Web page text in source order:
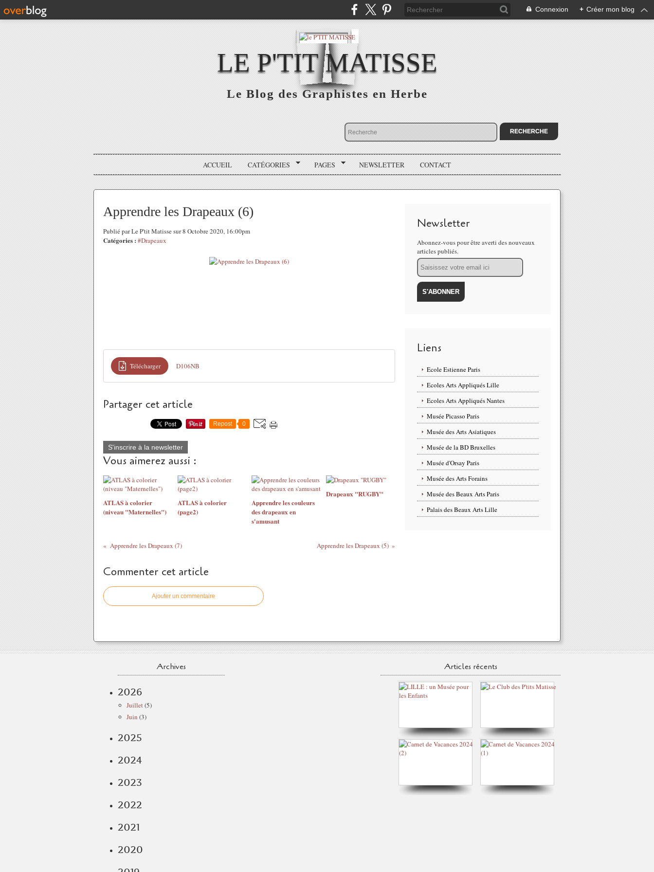
Connexion + Créer mon blog
LE P'TIT MATISSE
Le Blog des Graphistes en Herbe
ACCUEIL CATÉGORIES PAGES NEWSLETTER CONTACT
Apprendre les Drapeaux (6)
Publié par Le P'tit Matisse sur 8 Octobre 2020, 16:00pm
Catégories : #Drapeaux
Télécharger D106NB
Partager cet article
Repost 0
S'inscrire à la newsletter
Vous aimerez aussi :
ATLAS à colorier
(niveau "Maternelles")
ATLAS à colorier
(page2)
Apprendre les couleurs
des drapeaux en
s'amusant
Drapeaux "RUGBY"
Apprendre les Drapeaux (7) Apprendre les Drapeaux (5)
Commenter cet article
Ajouter un commentaire
Newsletter
Abonnez-vous pour être averti des nouveaux
articles publiés.
Email
Liens
Ecole Estienne Paris
Ecoles Arts Appliqués Lille
Ecoles Arts Appliqués Nantes
Musée Picasso Paris
Musée des Arts Asiatiques
Musée de la BD Bruxelles
Musée d'Orsay Paris
Musée des Arts Forains
Musée des Beaux Arts Paris
Palais des Beaux Arts Lille
Archives
2026
Juillet(5)
Juin (3)
2025
2024
2023
2022
2021
2020
Articles récents